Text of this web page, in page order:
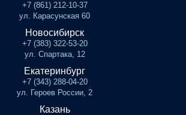
+7 (861) 212-10-37
ул. Карасунская 60
Новосибирск
+7 (383) 322-53-20
ул. Спартака, 12
Екатеринбург
+7 (343) 288-04-20
ул. Героев России, 2
Казань